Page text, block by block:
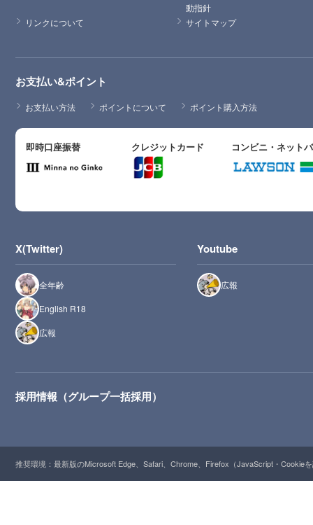
動指針
リンクについて
サイトマップ
お支払い&ポイント
お支払い方法 ポイントについて ポイント購入方法
即時口座振替 クレジットカード コンビニ・ネット
X(Twitter)
全年齢
English R18
広報
Youtube
広報
採用情報（グループ一括採用）
推奨環境：最新版のMicrosoft Edge、Safari、Chrome、Firefox（JavaScript・Cookie